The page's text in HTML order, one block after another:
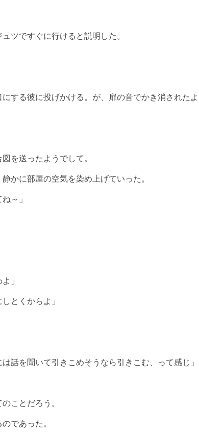
ツですぐに行けると説明した。
する彼に投げかける。が、扉の音でかき消されたよ
を送ったようでして。
かに部屋の空気を染め上げていった。
～」
」
とくからよ」
話を聞いて引きこめそうなら引きこむ、って感じ」
ことだろう。
であった。